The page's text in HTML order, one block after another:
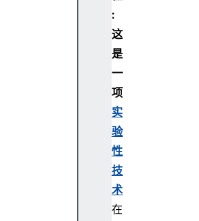
:
这
是
一
项
实
验
性
技
术
在